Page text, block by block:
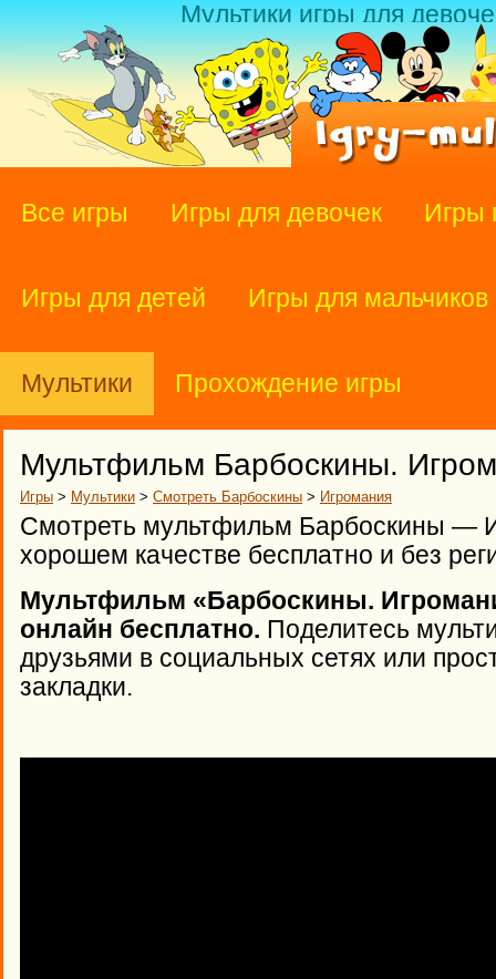
Мультики игры для
Все игры Игры для девочек Игры
Игры для детей Игры для мальчиков
Мультики Прохождение игры
Мультфильм Барбоскины.
Игры > Мультики > Смотреть Барбоскины > Игромания
Смотреть мультфильм Барбоскины —
хорошем качестве бесплатно и без
Мультфильм «Барбоскины.
онлайн бесплатно. Поделитесь
друзьями в социальных сетях или
закладки.